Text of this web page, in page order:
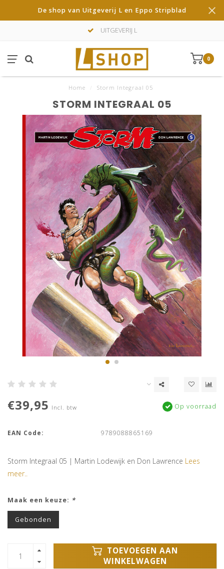
De shop van Uitgeverij L en Eppo Stripblad
UITGEVERIJ L
0
Home Storm Integraal 05
STORM INTEGRAAL 05
€39,95 Incl. btw Op voorraad
EAN Code: 9789088865169
Storm Integraal 05 | Martin Lodewijk en Don Lawrence Lees
meer..
Maak een keuze: *
Gebonden
TOEVOEGEN AAN
WINKELWAGEN